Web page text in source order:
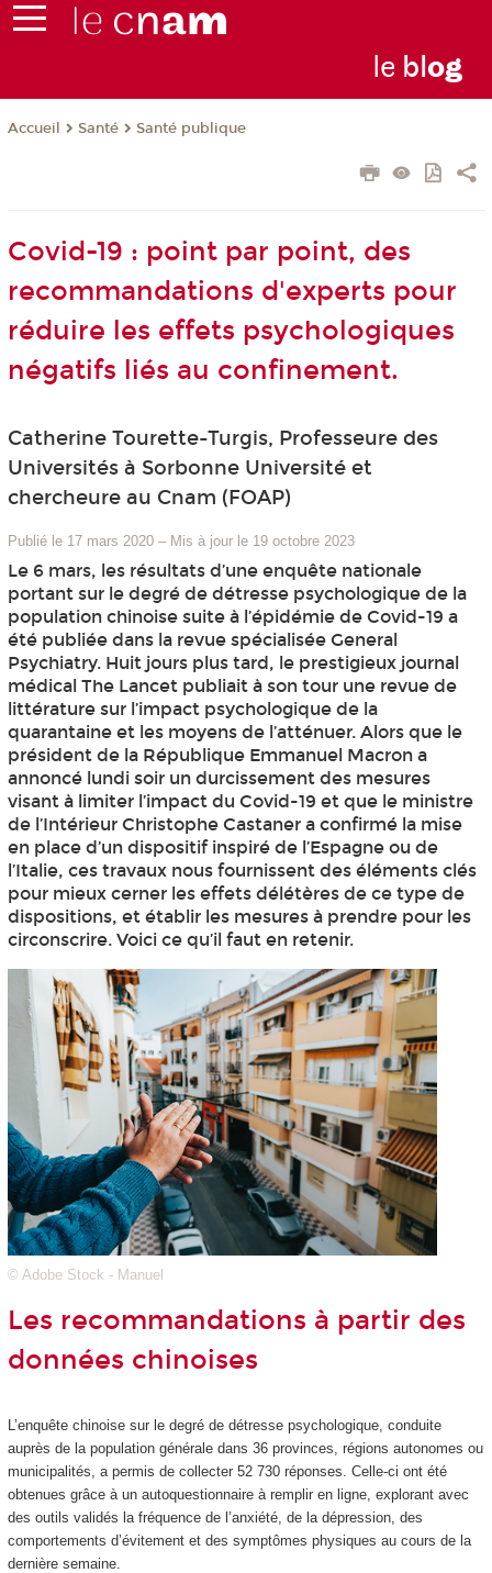
le blog
Accueil Santé Santé publique
Covid-19 : point par point, des
recommandations d'experts pour
réduire les effets psychologiques
négatifs liés au confinement.
Catherine Tourette-Turgis, Professeure des
Universités à Sorbonne Université et
chercheure au Cnam (FOAP)
Publié le 17 mars 2020 – Mis à jour le 19 octobre 2023
Le 6 mars, les résultats d’une enquête nationale
portant sur le degré de détresse psychologique de la
population chinoise suite à l’épidémie de Covid-19 a
été publiée dans la revue spécialisée General
Psychiatry. Huit jours plus tard, le prestigieux journal
médical The Lancet publiait à son tour une revue de
littérature sur l’impact psychologique de la
quarantaine et les moyens de l’atténuer. Alors que le
président de la République Emmanuel Macron a
annoncé lundi soir un durcissement des mesures
visant à limiter l’impact du Covid-19 et que le ministre
de l’Intérieur Christophe Castaner a confirmé la mise
en place d’un dispositif inspiré de l’Espagne ou de
l’Italie, ces travaux nous fournissent des éléments clés
pour mieux cerner les effets délétères de ce type de
dispositions, et établir les mesures à prendre pour les
circonscrire. Voici ce qu’il faut en retenir.
© Adobe Stock - Manuel
Les recommandations à partir des
données chinoises
L’enquête chinoise sur le degré de détresse psychologique, conduite
auprès de la population générale dans 36 provinces, régions autonomes ou
municipalités, a permis de collecter 52 730 réponses. Celle-ci ont été
obtenues grâce à un autoquestionnaire à remplir en ligne, explorant avec
des outils validés la fréquence de l’anxiété, de la dépression, des
comportements d’évitement et des symptômes physiques au cours de la
dernière semaine.